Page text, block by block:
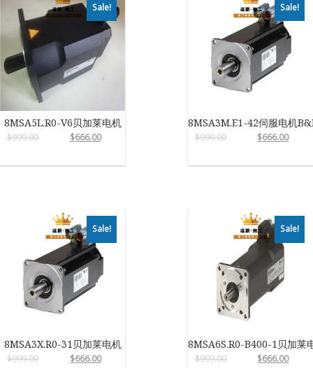
Sale!
8MSA5L.R0-V6贝加莱电机
$999.00 $666.00
Sale!
8MSA3M.E1-42伺服电机
$999.00 $666.00
Sale!
8MSA3X.R0-31贝加莱电机
$999.00 $666.00
Sale!
8MSA6S.R0-B400-1贝加莱
$999.00 $666.00